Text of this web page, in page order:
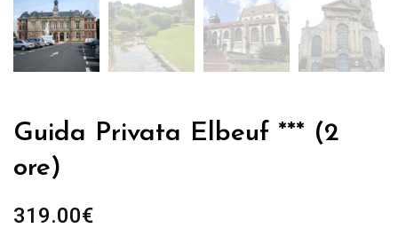
Guida Privata Elbeuf *** (2
ore)
319.00€